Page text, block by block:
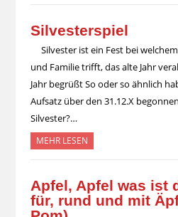
Silvesterspiel
Silvester ist ein Fest bei
und Familie trifft, das alte Jahr
Jahr begrüßt So oder so ähnlich
Aufsatz über den 31.12.X
Silvester?…
MEHR LESEN
Apfel, Apfel was ist
für, rund und mit